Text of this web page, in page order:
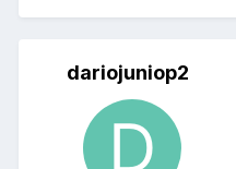
dariojuniop2